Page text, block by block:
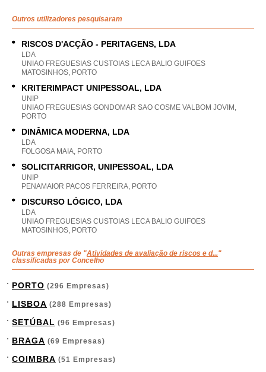
Outros utilizadores pesquisaram
RISCOS D'ACÇÃO - PERITAGENS, LDA
LDA
UNIAO FREGUESIAS CUSTOIAS LECA BALIO GUIFOES
MATOSINHOS, PORTO
KRITERIMPACT UNIPESSOAL, LDA
UNIP
UNIAO FREGUESIAS GONDOMAR SAO COSME VALBOM JOVIM,
PORTO
DINÂMICA MODERNA, LDA
LDA
FOLGOSA MAIA, PORTO
SOLICITARRIGOR, UNIPESSOAL, LDA
UNIP
PENAMAIOR PACOS FERREIRA, PORTO
DISCURSO LÓGICO, LDA
LDA
UNIAO FREGUESIAS CUSTOIAS LECA BALIO GUIFOES
MATOSINHOS, PORTO
Outras empresas de "Atividades de avaliação de riscos e d..."
classificadas por Concelho
PORTO (296 Empresas)
LISBOA (288 Empresas)
SETÚBAL (96 Empresas)
BRAGA (69 Empresas)
COIMBRA (51 Empresas)